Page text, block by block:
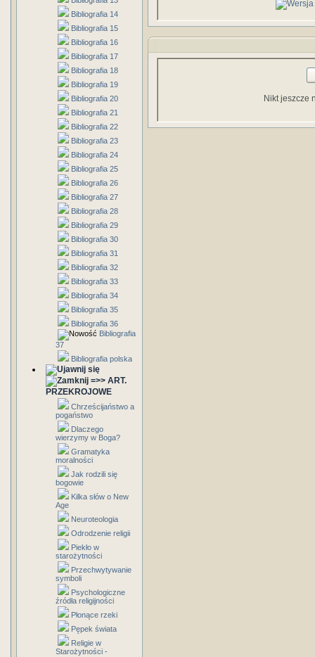
Bibliografia 14
Bibliografia 15
Bibliografia 16
Bibliografia 17
Bibliografia 18
Bibliografia 19
Bibliografia 20
Bibliografia 21
Bibliografia 22
Bibliografia 23
Bibliografia 24
Bibliografia 25
Bibliografia 26
Bibliografia 27
Bibliografia 28
Bibliografia 29
Bibliografia 30
Bibliografia 31
Bibliografia 32
Bibliografia 33
Bibliografia 34
Bibliografia 35
Bibliografia 36
Bibliografia
37
Bibliografia polska
=>> ART.
PRZEKROJOWE
Chrześcijaństwo a
pogaństwo
Dlaczego
wierzymy w Boga?
Gramatyka
moralności
Jak rodzili się
bogowie
Kilka słów o New
Age
Neuroteologia
Odrodzenie religii
Piekło w
starożytności
Przechwytywanie
symboli
Psychologiczne
źródła religijności
Płonące rzeki
Pępek świata
Religie w
Starożytności -
Nikt jeszcze